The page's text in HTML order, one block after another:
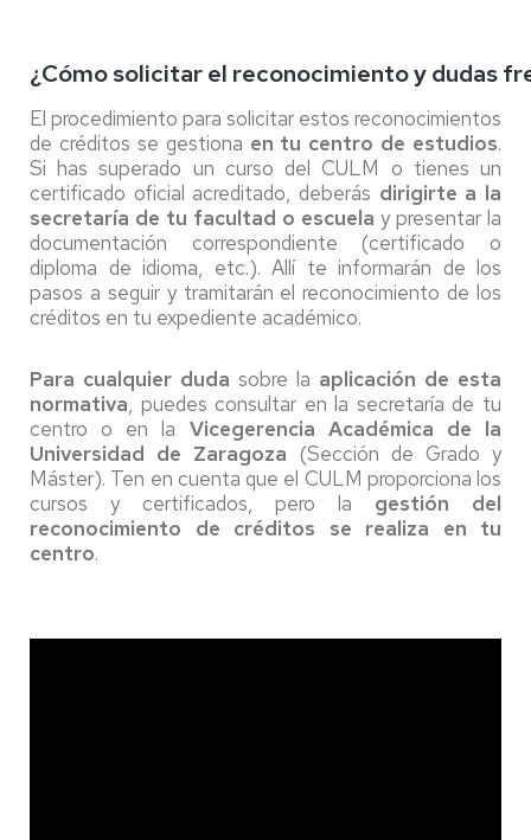
¿Cómo solicitar el reconocimiento y dudas
El procedimiento para solicitar estos reconocimientos
de créditos se gestiona en tu centro de estudios.
Si has superado un curso del CULM o tienes un
certificado oficial acreditado, deberás dirigirte a la
secretaría de tu facultad o escuela y presentar la
documentación correspondiente (certificado o
diploma de idioma, etc.). Allí te informarán de los
pasos a seguir y tramitarán el reconocimiento de los
créditos en tu expediente académico.
Para cualquier duda sobre la aplicación de esta
normativa, puedes consultar en la secretaría de tu
centro o en la Vicegerencia Académica de la
Universidad de Zaragoza (Sección de Grado y
Máster). Ten en cuenta que el CULM proporciona los
cursos y certificados, pero la gestión del
reconocimiento de créditos se realiza en tu
centro.